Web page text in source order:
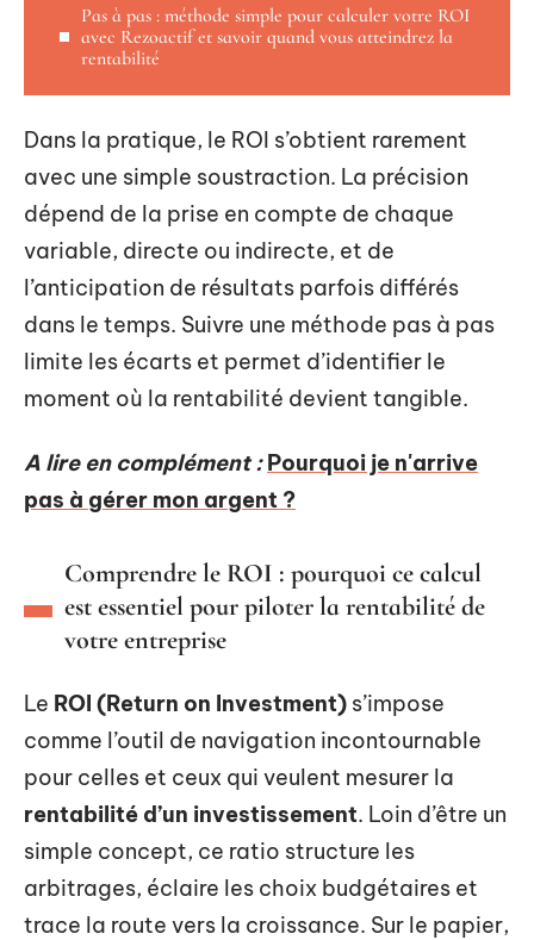
Pas à pas : méthode simple pour calculer votre ROI
avec Rezoactif et savoir quand vous atteindrez la
rentabilité
Dans la pratique, le ROI s’obtient rarement
avec une simple soustraction. La précision
dépend de la prise en compte de chaque
variable, directe ou indirecte, et de
l’anticipation de résultats parfois différés
dans le temps. Suivre une méthode pas à pas
limite les écarts et permet d’identifier le
moment où la rentabilité devient tangible.
A lire en complément : Pourquoi je n'arrive
pas à gérer mon argent ?
Comprendre le ROI : pourquoi ce calcul
est essentiel pour piloter la rentabilité de
votre entreprise
Le ROI (Return on Investment) s’impose
comme l’outil de navigation incontournable
pour celles et ceux qui veulent mesurer la
rentabilité d’un investissement. Loin d’être un
simple concept, ce ratio structure les
arbitrages, éclaire les choix budgétaires et
trace la route vers la croissance. Sur le papier,